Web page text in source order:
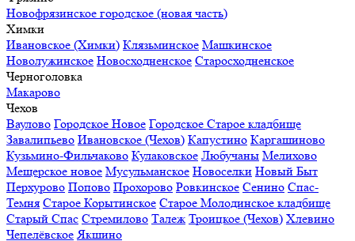
Новофрязинское городское (новая часть)
Химки
Ивановское (Химки) Клязьминское Машкинское
Новолужинское Новосходненское Старосходненское
Черноголовка
Макарово
Чехов
Ваулово Городское Новое Городское Старое кладбище
Завалипьево Ивановское (Чехов) Капустино Каргашиново
Кузьмино-Фильчаково Кулаковское Любучаны Мелихово
Мещерское новое Мусульманское Новоселки Новый Быт
Перхурово Попово Прохорово Ровкинское Сенино Спас-
Темня Старое Корытинское Старое Молодинское кладбище
Старый Спас Стремилово Талеж Троицкое (Чехов) Хлевино
Чепелёвское Якшино